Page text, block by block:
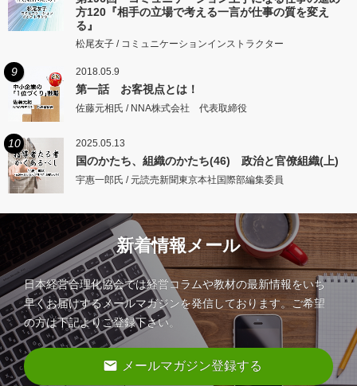
方120『相手の立場で考える一言が仕事の質を変え
る』
松尾友子 / コミュニケーションインストラクター
9 2018.05.9
第一話 お客視点とは！
佐藤元相氏 / NNA株式会社 代表取締役
10 2025.05.13
国のかたち、組織のかたち(46) 政治と官僚組織(上)
宇惠一郎氏 / 元読売新聞東京本社国際部編集委員
新着情報メール
日本経営合理化協会では経営コラムや教材の最新情報をいち
早くお届けするメールマガジンを発信しております。ご希望
の方は下記よりご登録下さい。
email メールマガジン登録する